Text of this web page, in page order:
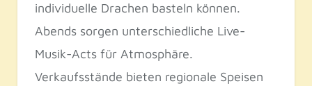
individuelle Drachen basteln können.
Abends sorgen unterschiedliche Live-
Musik-Acts für Atmosphäre.
Verkaufsstände bieten regionale Speisen